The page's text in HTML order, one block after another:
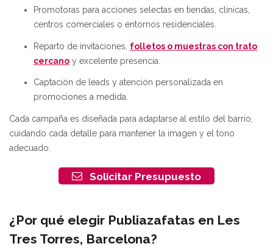
Promotoras para acciones selectas en tiendas, clínicas,
centros comerciales o entornos residenciales.
Reparto de invitaciones, folletos o muestras con trato
cercano y excelente presencia.
Captación de leads y atención personalizada en
promociones a medida.
Cada campaña es diseñada para adaptarse al estilo del barrio,
cuidando cada detalle para mantener la imagen y el tono
adecuado.
Solicitar Presupuesto
¿Por qué elegir Publiazafatas en Les
Tres Torres, Barcelona?